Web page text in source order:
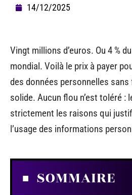
14/12/2025
Vingt millions d’euros. Ou 4 %
mondial. Voilà le prix à payer
des données personnelles
solide. Aucun flou n’est toléré :
strictement les raisons qui
l’usage des informations
SOMMAIRE